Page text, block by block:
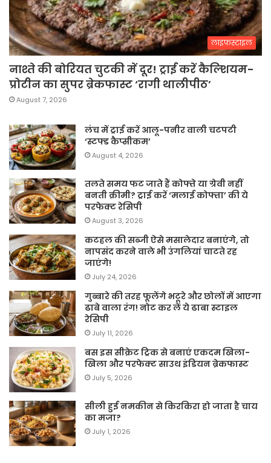
लाइफस्टाइल
नाश्ते की बोरियत चुटकी में दूर! ट्राई करें कैल्शियम-
प्रोटीन का सुपर ब्रेकफास्ट ‘रागी थालीपीठ’
August 7, 2026
लंच में ट्राई करें आलू-पनीर वाली चटपटी
‘स्टफ्ड कैप्सीकम’
August 4, 2026
तलते समय फट जाते हैं कोफ्ते या ग्रेवी नहीं
बनती क्रीमी? ट्राई करें ‘मलाई कोफ्ता’ की ये
परफेक्ट रेसिपी
August 3, 2026
कटहल की सब्जी ऐसे मसालेदार बनाएंगे, तो
नापसंद करने वाले भी उंगलियां चाटते रह
जाएंगे!
July 24, 2026
गुब्बारे की तरह फूलेंगे भटूरे और छोलों में आएगा
ढाबे वाला रंग! नोट कर लें ये ढाबा स्टाइल
रेसिपी
July 11, 2026
बस इस सीक्रेट ट्रिक से बनाएं एकदम खिला-
खिला और परफेक्ट साउथ इंडियन ब्रेकफास्ट
July 5, 2026
सीली हुई नमकीन से किरकिरा हो जाता है चाय
का मजा?
July 1, 2026